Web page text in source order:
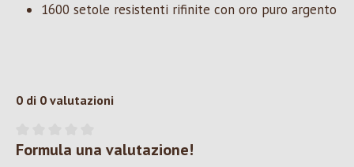
1600 setole resistenti rifinite con oro puro argento
0 di 0 valutazioni
Valutazione media di 0 su 5 stelle
Formula una valutazione!